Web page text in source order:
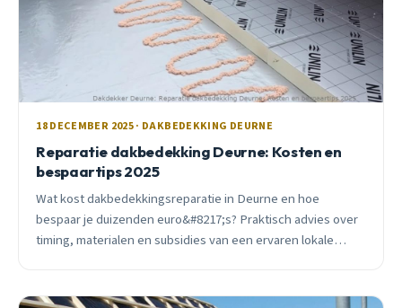
18 DECEMBER 2025 · DAKBEDEKKING DEURNE
Reparatie dakbedekking Deurne: Kosten en
bespaartips 2025
Wat kost dakbedekkingsreparatie in Deurne en hoe
bespaar je duizenden euro&#8217;s? Praktisch advies over
timing, materialen en subsidies van een ervaren lokale